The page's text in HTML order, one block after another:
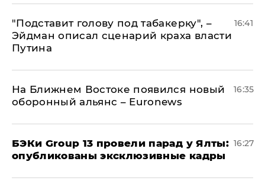
​"Подставит голову под табакерку", –
Эйдман описал сценарий краха власти
Путина
16:41
На Ближнем Востоке появился новый
оборонный альянс – Euronews
16:35
​БЭКи Group 13 провели парад у Ялты:
опубликованы эксклюзивные кадры
16:27